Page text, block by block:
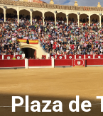
Plaza de